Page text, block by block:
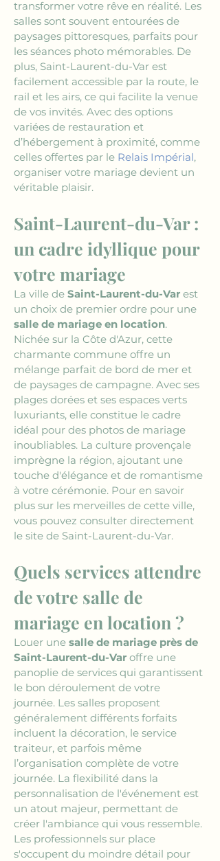
transformer votre rêve en réalité. Les
salles sont souvent entourées de
paysages pittoresques, parfaits pour
les séances photo mémorables. De
plus, Saint-Laurent-du-Var est
facilement accessible par la route, le
rail et les airs, ce qui facilite la venue
de vos invités. Avec des options
variées de restauration et
d’hébergement à proximité, comme
celles offertes par le Relais Impérial,
organiser votre mariage devient un
véritable plaisir.
Saint-Laurent-du-Var :
un cadre idyllique pour
votre mariage
La ville de Saint-Laurent-du-Var est
un choix de premier ordre pour une
salle de mariage en location.
Nichée sur la Côte d'Azur, cette
charmante commune offre un
mélange parfait de bord de mer et
de paysages de campagne. Avec ses
plages dorées et ses espaces verts
luxuriants, elle constitue le cadre
idéal pour des photos de mariage
inoubliables. La culture provençale
imprègne la région, ajoutant une
touche d'élégance et de romantisme
à votre cérémonie. Pour en savoir
plus sur les merveilles de cette ville,
vous pouvez consulter directement
le site de Saint-Laurent-du-Var.
Quels services attendre
de votre salle de
mariage en location ?
Louer une salle de mariage près de
Saint-Laurent-du-Var offre une
panoplie de services qui garantissent
le bon déroulement de votre
journée. Les salles proposent
généralement différents forfaits
incluent la décoration, le service
traiteur, et parfois même
l’organisation complète de votre
journée. La flexibilité dans la
personnalisation de l'événement est
un atout majeur, permettant de
créer l'ambiance qui vous ressemble.
Les professionnels sur place
s'occupent du moindre détail pour